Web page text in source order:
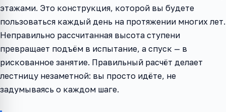
этажами. Это конструкция, которой вы будете
пользоваться каждый день на протяжении многих лет.
Неправильно рассчитанная высота ступени
превращает подъём в испытание, а спуск — в
рискованное занятие. Правильный расчёт делает
лестницу незаметной: вы просто идёте, не
задумываясь о каждом шаге.